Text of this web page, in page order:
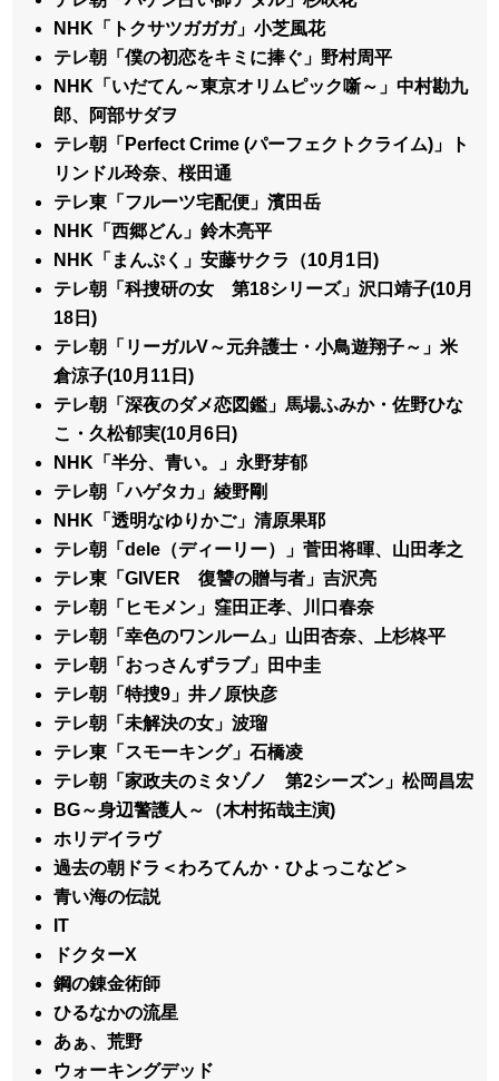
NHK「トクサツガガガ」小芝風花
テレ朝「僕の初恋をキミに捧ぐ」野村周平
NHK「いだてん～東京オリムピック噺～」中村勘九
郎、阿部サダヲ
テレ朝「Perfect Crime (パーフェクトクライム)」ト
リンドル玲奈、桜田通
テレ東「フルーツ宅配便」濱田岳
NHK「西郷どん」鈴木亮平
NHK「まんぷく」安藤サクラ（10月1日)
テレ朝「科捜研の女 第18シリーズ」沢口靖子(10月
18日)
テレ朝「リーガルV～元弁護士・小鳥遊翔子～」米
倉涼子(10月11日)
テレ朝「深夜のダメ恋図鑑」馬場ふみか・佐野ひな
こ・久松郁実(10月6日)
NHK「半分、青い。」永野芽郁
テレ朝「ハゲタカ」綾野剛
NHK「透明なゆりかご」清原果耶
テレ朝「dele（ディーリー）」菅田将暉、山田孝之
テレ東「GIVER 復讐の贈与者」吉沢亮
テレ朝「ヒモメン」窪田正孝、川口春奈
テレ朝「幸色のワンルーム」山田杏奈、上杉柊平
テレ朝「おっさんずラブ」田中圭
テレ朝「特捜9」井ノ原快彦
テレ朝「未解決の女」波瑠
テレ東「スモーキング」石橋凌
テレ朝「家政夫のミタゾノ 第2シーズン」松岡昌宏
BG～身辺警護人～（木村拓哉主演)
ホリデイラヴ
過去の朝ドラ＜わろてんか・ひよっこなど＞
青い海の伝説
IT
ドクターX
鋼の錬金術師
ひるなかの流星
あぁ、荒野
ウォーキングデッド